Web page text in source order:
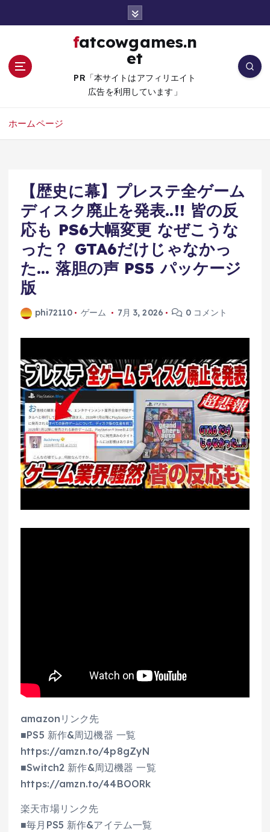
fatcowgames.n
et
PR「本サイトはアフィリエイト
広告を利用しています」
ホームページ
【歴史に幕】プレステ全ゲーム
ディスク廃止を発表..!! 皆の反
応も PS6大幅変更 なぜこうな
った？ GTA6だけじゃなかっ
た… 落胆の声 PS5 パッケージ
版
phi72110 ゲーム 7月 3, 2026 0 コメント
amazonリンク先
■PS5 新作&周辺機器 一覧
https://amzn.to/4p8gZyN
■Switch2 新作&周辺機器 一覧
https://amzn.to/44BOORk
楽天市場リンク先
■毎月PS5 新作&アイテム一覧